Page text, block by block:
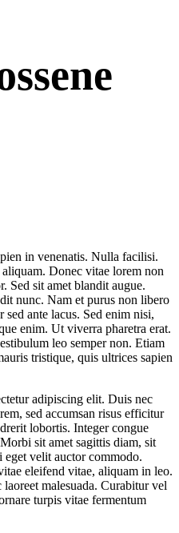
in venenatis. Nulla facilisi.
Donec vitae lorem non
Sed sit amet blandit augue.
nunc. Nam et purus non libero
ante lacus. Sed enim nisi,
enim. Ut viverra pharetra erat.
leo semper non. Etiam
tristique, quis ultrices sapien
adipiscing elit. Duis nec
sed accumsan risus efficitur
lobortis. Integer congue
sit amet sagittis diam, sit
eget velit auctor commodo.
eleifend vitae, aliquam in leo.
malesuada. Curabitur vel
turpis vitae fermentum